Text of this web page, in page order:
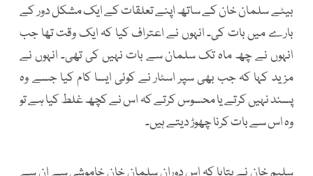
بیٹے سلمان خان کے ساتھ اپنے تعلقات کے ایک مشکل دور کے
بارے میں بات کی۔ انہوں نے اعتراف کیا کہ ایک وقت تھا جب
انہوں نے چھ ماہ تک سلمان سے بات نہیں کی تھی۔ انہوں نے
مزید کہا کہ جب بھی سپر اسٹار نے کوئی ایسا کام کیا جسے وہ
پسند نہیں کرتے یا محسوس کرتے کہ اس نے کچھ غلط کیا ہے تو
وہ اس سے بات کرنا چھوڑ دیتے ہیں۔